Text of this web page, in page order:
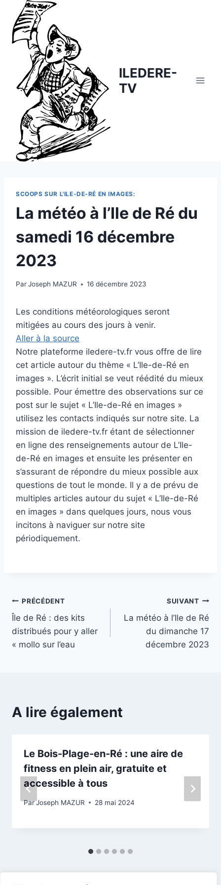
content
ILEDERE-
TV
SCOOPS SUR L'ILE-DE-RÉ EN IMAGES:
La météo à l’Ile de Ré du
samedi 16 décembre
2023
ParJoseph MAZUR 16 décembre 2023
Les conditions météorologiques seront
mitigées au cours des jours à venir.
Aller à la source
Notre plateforme iledere-tv.fr vous offre de lire
cet article autour du thème « L’Ile-de-Ré en
images ». L’écrit initial se veut réédité du mieux
possible. Pour émettre des observations sur ce
post sur le sujet « L’Ile-de-Ré en images »
utilisez les contacts indiqués sur notre site. La
mission de iledere-tv.fr étant de sélectionner
en ligne des renseignements autour de L’Ile-
de-Ré en images et ensuite les présenter en
s’assurant de répondre du mieux possible aux
questions de tout le monde. Il y a de prévu de
multiples articles autour du sujet « L’Ile-de-Ré
en images » dans quelques jours, nous vous
incitons à naviguer sur notre site
périodiquement.
Navigation
de
l’article
PRÉCÉDENT
Île de Ré : des kits
distribués pour y aller
« mollo sur l’eau
SUIVANT
La météo à l’Ile de Ré
du dimanche 17
décembre 2023
A lire également
Le Bois-Plage-en-Ré : une aire de
fitness en plein air, gratuite et
accessible à tous
ParJoseph MAZUR 28 mai 2024